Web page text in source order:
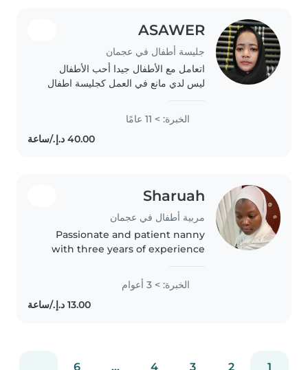
ASAWER
جليسة أطفال في عجمان
اتعامل مع الأطفال جيدا أحب الأطفال
ليس لدي مانع في العمل كجليسة اطفال
هادئة في التعامل سوف أكون متوفرة
للعمل بالصبح والمساء سوف اقوم
الخبرة: > 11 عامًا
Sharuah
مربية أطفال في عجمان
Passionate and patient nanny
with three years of experience
offering a warm and responsible
presence in your home. Fluent in
English and skilled in reading..
الخبرة: > 3 أعوام
1
2
3
4
...
6